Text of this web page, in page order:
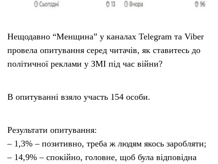
Нещодавно “Менщина” у каналах Telegram та Viber
провела опитування серед читачів, як ставитесь до
політичної реклами у ЗМІ під час війни?
В опитуванні взяло участь 154 особи.
Результати опитування:
– 1,3% – позитивно, треба ж людям якось заробляти;
– 14,9% – спокійно, головне, щоб була відповідна